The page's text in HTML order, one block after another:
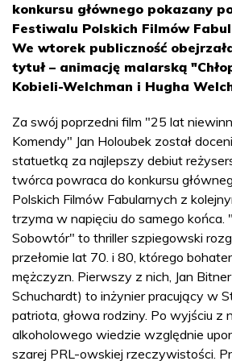
konkursu głównego pokazany
Festiwalu Polskich Filmów
We wtorek publiczność
tytuł – animację malarską
Kobieli-Welchman i Hugha
Za swój poprzedni film "25 lat
Komendy" Jan Holoubek został
statuetką za najlepszy debiut
twórca powraca do konkursu
Polskich Filmów Fabularnych z
trzyma w napięciu do samego końca.
Sobowtór" to thriller szpiegowski
przełomie lat 70. i 80, którego
mężczyzn. Pierwszy z nich, Jan
Schuchardt) to inżynier pracujący w
patriota, głowa rodziny. Po wyjściu z
alkoholowego wiedzie względnie
szarej PRL-owskiej rzeczywistości.